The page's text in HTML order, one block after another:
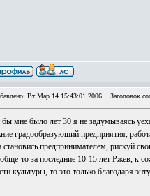
Вт Мар 14 15:43:01 2006 Заголовок
бы мне было лет 30 я не задумываясь
градообразующий предприятия,
становись предпринимателем, рискуй
то за последние 10-15 лет Ржев, к
культуры, то это только благодаря